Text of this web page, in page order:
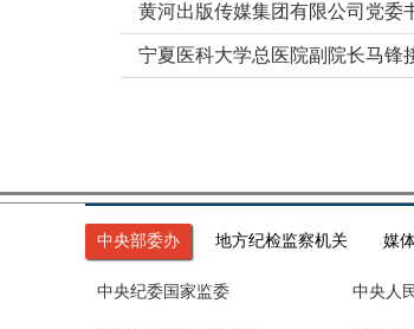
黄河出版传媒集团有限公司党委
宁夏医科大学总医院副院长马锋
中央部委办 地方纪检监察机关 媒
中央纪委国家监委 中央人